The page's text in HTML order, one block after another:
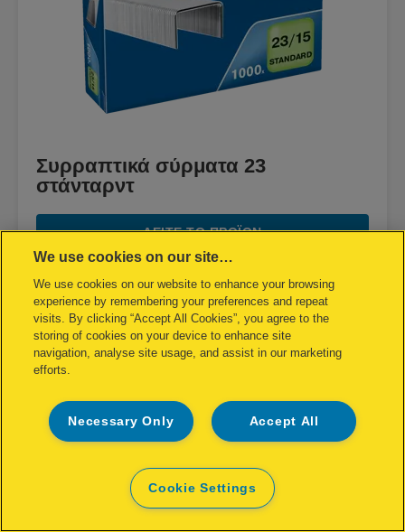
Συρραπτικά σύρματα 23
στάνταρντ
ΔΕΊΤΕ ΤΟ ΠΡΟΪΌΝ
We use cookies on our site…
We use cookies on our website to enhance your browsing
experience by remembering your preferences and repeat
visits. By clicking “Accept All Cookies”, you agree to the
storing of cookies on your device to enhance site
navigation, analyse site usage, and assist in our marketing
efforts.
Accept All
Necessary Only
Cookie Settings